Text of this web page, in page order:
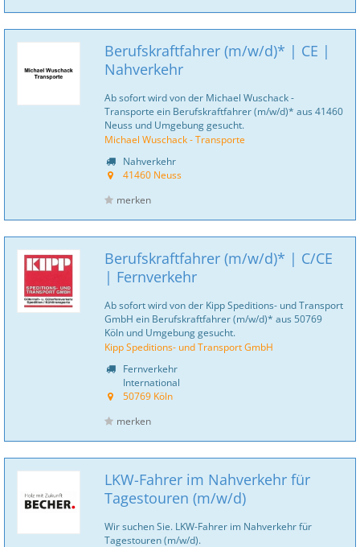
Berufskraftfahrer (m/w/d)* | CE |
Nahverkehr
Ab sofort wird von der Michael Wuschack -
Transporte ein Berufskraftfahrer (m/w/d)* aus 41460
Neuss und Umgebung gesucht.
Michael Wuschack - Transporte
Nahverkehr
41460 Neuss
merken
Berufskraftfahrer (m/w/d)* | C/CE
| Fernverkehr
Ab sofort wird von der Kipp Speditions- und Transport
GmbH ein Berufskraftfahrer (m/w/d)* aus 50769
Köln und Umgebung gesucht.
Kipp Speditions- und Transport GmbH
Fernverkehr
International
50769 Köln
merken
LKW-Fahrer im Nahverkehr für
Tagestouren (m/w/d)
Wir suchen Sie. LKW-Fahrer im Nahverkehr für
Tagestouren (m/w/d).